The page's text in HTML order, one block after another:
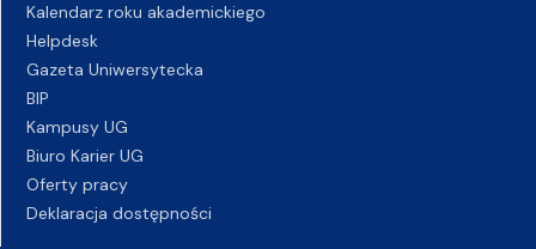
Kalendarz roku akademickiego
Helpdesk
Gazeta Uniwersytecka
BIP
Kampusy UG
Biuro Karier UG
Oferty pracy
Deklaracja dostępności